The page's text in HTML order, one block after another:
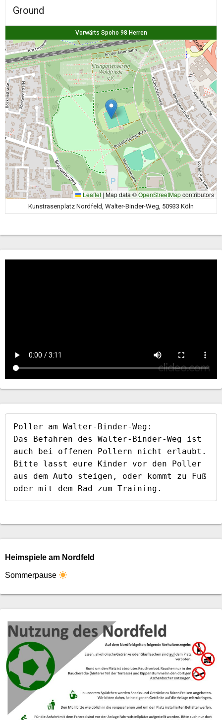
Ground
Vorwärts Spoho 98 Herren
Leaflet | Map data ©OpenStreetMapcontributors
Kunstrasenplatz Nordfeld, Walter-Binder-Weg, 50933 Köln
Poller am Walter-Binder-Weg:
Das Befahren des Walter-Binder-Weg ist
auch bei offenen Pollern nicht erlaubt.
Bitte lasst eure Kinder vor den Poller
aus dem Auto steigen, oder kommt zu Fuß
oder mit dem Rad zum Training.
Heimspiele am Nordfeld
Sommerpause